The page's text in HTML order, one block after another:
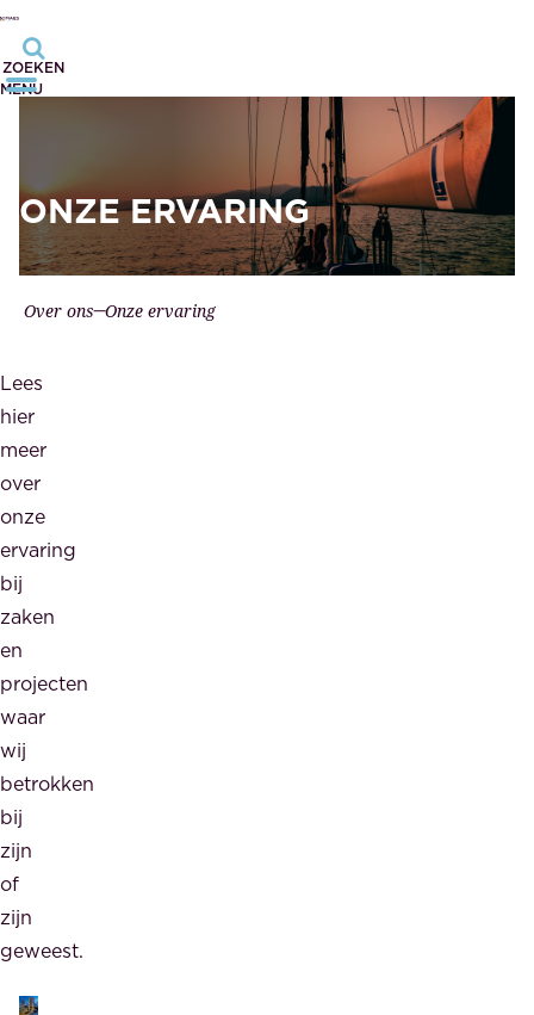
ZOEKEN
MENU
ONZE ERVARING
Over ons Onze ervaring
Lees
hier
meer
over
onze
ervaring
bij
zaken
en
projecten
waar
wij
betrokken
bij
zijn
of
zijn
geweest.